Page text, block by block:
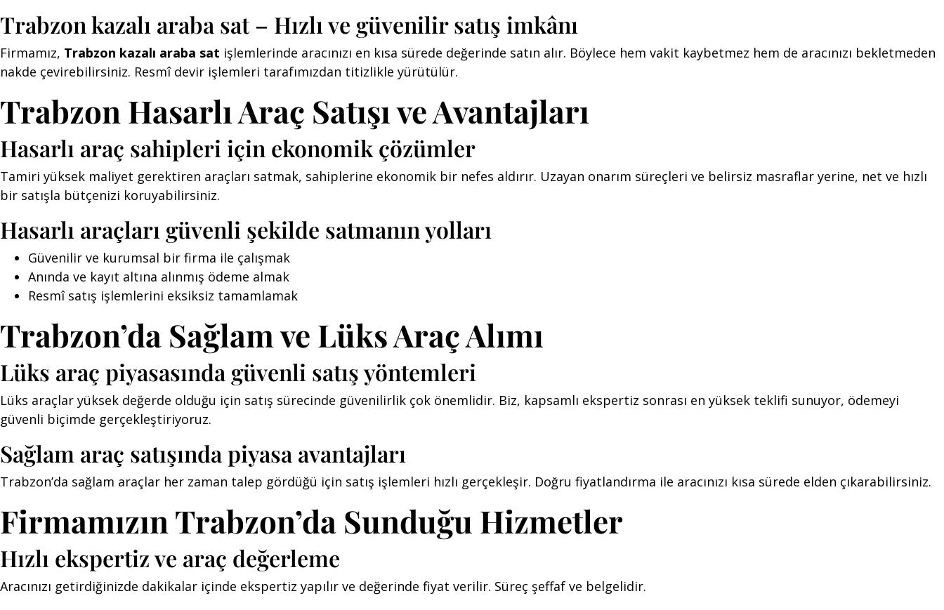
Trabzon kazalı araba sat – Hızlı ve güvenilir satış imkânı
Firmamız, Trabzon kazalı araba sat işlemlerinde aracınızı en kısa sürede değerinde satın alır. Böylece hem vakit kaybetmez hem de aracınızı bekletmeden
nakde çevirebilirsiniz. Resmî devir işlemleri tarafımızdan titizlikle yürütülür.
Trabzon Hasarlı Araç Satışı ve Avantajları
Hasarlı araç sahipleri için ekonomik çözümler
Tamiri yüksek maliyet gerektiren araçları satmak, sahiplerine ekonomik bir nefes aldırır. Uzayan onarım süreçleri ve belirsiz masraflar yerine, net ve hızlı
bir satışla bütçenizi koruyabilirsiniz.
Hasarlı araçları güvenli şekilde satmanın yolları
Güvenilir ve kurumsal bir firma ile çalışmak
Anında ve kayıt altına alınmış ödeme almak
Resmî satış işlemlerini eksiksiz tamamlamak
Trabzon’da Sağlam ve Lüks Araç Alımı
Lüks araç piyasasında güvenli satış yöntemleri
Lüks araçlar yüksek değerde olduğu için satış sürecinde güvenilirlik çok önemlidir. Biz, kapsamlı ekspertiz sonrası en yüksek teklifi sunuyor, ödemeyi
güvenli biçimde gerçekleştiriyoruz.
Sağlam araç satışında piyasa avantajları
Trabzon’da sağlam araçlar her zaman talep gördüğü için satış işlemleri hızlı gerçekleşir. Doğru fiyatlandırma ile aracınızı kısa sürede elden çıkarabilirsiniz.
Firmamızın Trabzon’da Sunduğu Hizmetler
Hızlı ekspertiz ve araç değerleme
Aracınızı getirdiğinizde dakikalar içinde ekspertiz yapılır ve değerinde fiyat verilir. Süreç şeffaf ve belgelidir.